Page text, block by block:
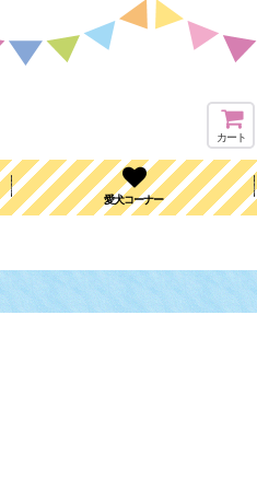
カート
愛犬コーナー